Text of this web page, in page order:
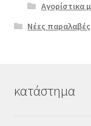
Αγορίστικα
Νέες παραλαβές
κατάστημα